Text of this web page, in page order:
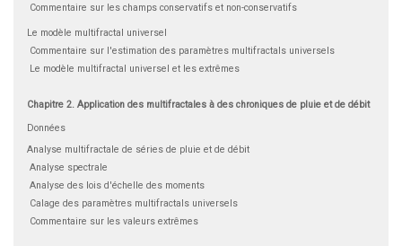
Commentaire sur les champs conservatifs et non-conservatifs
Le modèle multifractal universel
Commentaire sur l'estimation des paramètres multifractals universels
Le modèle multifractal universel et les extrêmes
Chapitre 2. Application des multifractales à des chroniques de pluie et de débit
Données
Analyse multifractale de séries de pluie et de débit
Analyse spectrale
Analyse des lois d'échelle des moments
Calage des paramètres multifractals universels
Commentaire sur les valeurs extrêmes